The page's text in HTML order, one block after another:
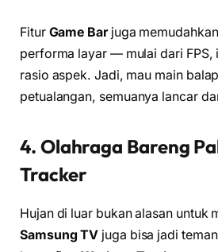
Fitur Game Barjuga
performa layar — mulai dari FPS,
rasio aspek. Jadi, mau main
petualangan, semuanya lancar
4. Olahraga Bareng
Tracker
Hujan di luar bukan alasan untuk
Samsung TV juga bisa jadi